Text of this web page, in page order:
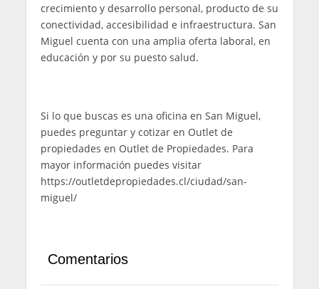
crecimiento y desarrollo personal, producto de su
conectividad, accesibilidad e infraestructura. San
Miguel cuenta con una amplia oferta laboral, en
educación y por su puesto salud.
Si lo que buscas es una oficina en San Miguel,
puedes preguntar y cotizar en Outlet de
propiedades en Outlet de Propiedades. Para
mayor información puedes visitar
https://outletdepropiedades.cl/ciudad/san-
miguel/
Comentarios